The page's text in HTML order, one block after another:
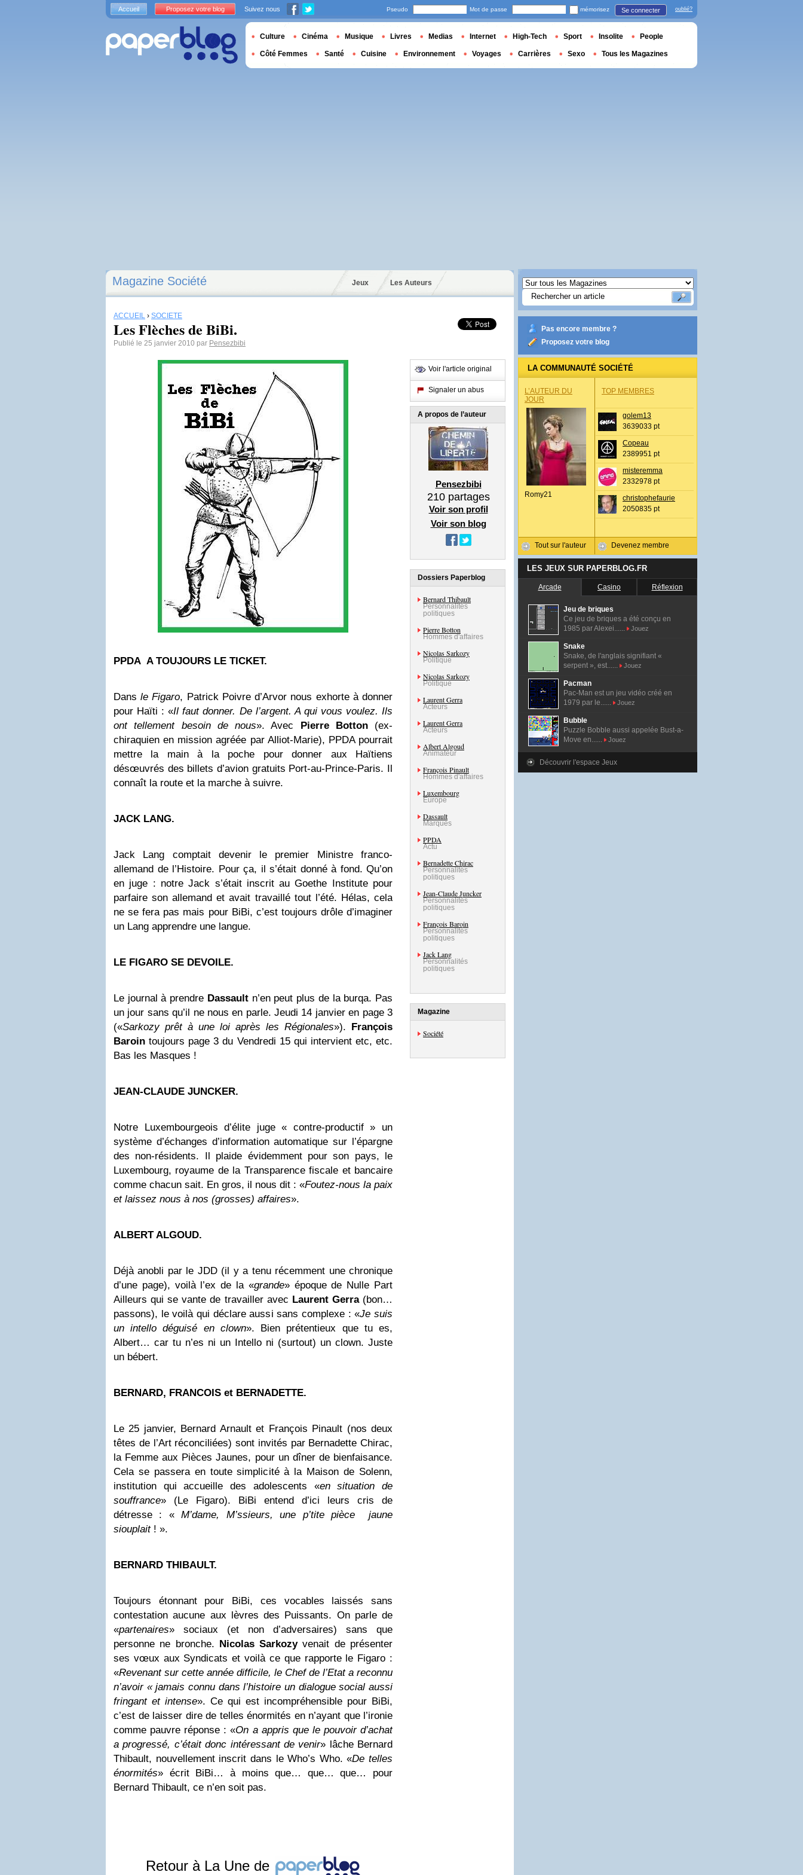
Magazine Société Jeux Les Auteurs
ACCUEIL › SOCIÉTÉ
Les Flèches de BiBi.
Publié le 25 janvier 2010 par Pensezbibi
PPDA A TOUJOURS LE TICKET.
Dansle Figaro, Patrick Poivre d’Arvor nous exhorte à donner
pour Haïti : «Il faut donner. De l’argent. A qui vous voulez. Ils
ont tellement besoin de nous». Avec Pierre Botton(ex-
chiraquien en mission agréée par Alliot-Marie), PPDA pourrait
mettre la main à la poche pour donner aux Haïtiens
désœuvrés des billets d’avion gratuits Port-au-Prince-Paris. Il
connaît la route et la marche à suivre.
JACK LANG.
Jack Lang comptait devenir le premier Ministre franco-
allemand de l’Histoire. Pour ça, il s’était donné à fond. Qu’on
en juge : notre Jack s’était inscrit au Goethe Institute pour
parfaire son allemand et avait travaillé tout l’été. Hélas, cela
ne se fera pas mais pour BiBi, c’est toujours drôle d’imaginer
un Lang apprendre une langue.
LE FIGARO SE DEVOILE.
Le journal à prendre Dassaultn’en peut plus de la burqa. Pas
un jour sans qu’il ne nous en parle. Jeudi 14 janvier en page 3
(«Sarkozy prêt à une loi après les Régionales»). François
Baroin toujours page 3 du Vendredi 15 qui intervient etc, etc.
Bas les Masques !
JEAN-CLAUDE JUNCKER.
Notre Luxembourgeois d’élite juge « contre-productif » un
système d’échanges d’information automatique sur l’épargne
des non-résidents. Il plaide évidemment pour son pays, le
Luxembourg, royaume de la Transparence fiscale et bancaire
comme chacun sait. En gros, il nous dit : «Foutez-nous la paix
et laissez nous à nos (grosses) affaires».
ALBERT ALGOUD.
Déjà anobli par le JDD (il y a tenu récemment une chronique
d’une page), voilà l’ex de la «grande» époque de Nulle Part
Ailleurs qui se vante de travailler avec Laurent Gerra(bon…
passons), le voilà qui déclare aussi sans complexe : «Je suis
un intello déguisé en clown». Bien prétentieux que tu es,
Albert… car tu n’es ni un Intello ni (surtout) un clown. Juste
un bébert.
BERNARD, FRANCOIS et BERNADETTE.
Le 25 janvier, Bernard Arnault et François Pinault (nos deux
têtes de l’Art réconciliées) sont invités par Bernadette Chirac,
la Femme aux Pièces Jaunes, pour un dîner de bienfaisance.
Cela se passera en toute simplicité à la Maison de Solenn,
institution qui accueille des adolescents «en situation de
souffrance» (Le Figaro). BiBi entend d’ici leurs cris de
détresse : «M’dame, M’ssieurs, une p’tite pièce jaune
siouplait! ».
BERNARD THIBAULT.
Toujours étonnant pour BiBi, ces vocables laissés sans
contestation aucune aux lèvres des Puissants. On parle de
«partenaires» sociaux (et non d’adversaires) sans que
personne ne bronche. Nicolas Sarkozyvenait de présenter
ses vœux aux Syndicats et voilà ce que rapporte le Figaro :
«Revenant sur cette année difficile, le Chef de l’Etat a reconnu
n’avoir « jamais connu dans l’histoire un dialogue social aussi
fringant et intense». Ce qui est incompréhensible pour BiBi,
c’est de laisser dire de telles énormités en n’ayant que l’ironie
comme pauvre réponse : «On a appris que le pouvoir d’achat
a progressé, c’était donc intéressant de venir» lâche Bernard
Thibault, nouvellement inscrit dans le Who’s Who. «De telles
énormités» écrit BiBi… à moins que… que… que… pour
Bernard Thibault, ce n’en soit pas.
Retour à La Une de
Voir l'article original
Signaler un abus
A propos de l’auteur
Pensezbibi
210partages
Voir son profil
Voir son blog
Dossiers Paperblog
Bernard Thibault
Personnalités
politiques
Pierre Botton
Hommes d'affaires
Nicolas Sarkozy
Politique
Nicolas Sarkozy
Politique
Laurent Gerra
Acteurs
Laurent Gerra
Acteurs
Albert Algoud
Animateur
François Pinault
Hommes d'affaires
Luxembourg
Europe
Dassault
Marques
PPDA
Actu
Bernadette Chirac
Personnalités
politiques
Jean-Claude Juncker
Personnalités
politiques
François Baroin
Personnalités
politiques
Jack Lang
Personnalités
politiques
Magazine
Société
Pas encore membre ?
Proposez votre blog
LA COMMUNAUTÉ SOCIÉTÉ
L’AUTEUR DU
JOUR
Romy21
Tout sur l'auteur
TOP MEMBRES
golem13
3639033 pt
Copeau
2389951 pt
misteremma
2332978 pt
christophefaurie
2050835 pt
Devenez membre
LES JEUX SUR PAPERBLOG.FR
Arcade Casino Réflexion
Jeu de briques
Ce jeu de briques a été conçu en
1985 par Alexei......
Jouez
Snake
Snake, de l'anglais signifiant «
serpent », est......
Jouez
Pacman
Pac-Man est un jeu vidéo créé en
1979 par le......
Jouez
Bubble
Puzzle Bobble aussi appelée Bust-a-
Move en......
Jouez
Découvrir l'espace Jeux
Accueil Proposez votre blog Suivez nous Pseudo Mot de passe mémorisez Se connecter oublié?
Culture Cinéma Musique Livres Medias Internet High-Tech Sport Insolite People
Côté Femmes Santé Cuisine Environnement Voyages Carrières Sexo Tous les Magazines